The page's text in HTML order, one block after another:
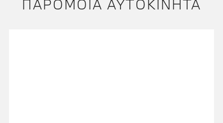
ΠΑΡΌΜΟΙΑ ΑΥΤΟΚΊΝΗΤΑ